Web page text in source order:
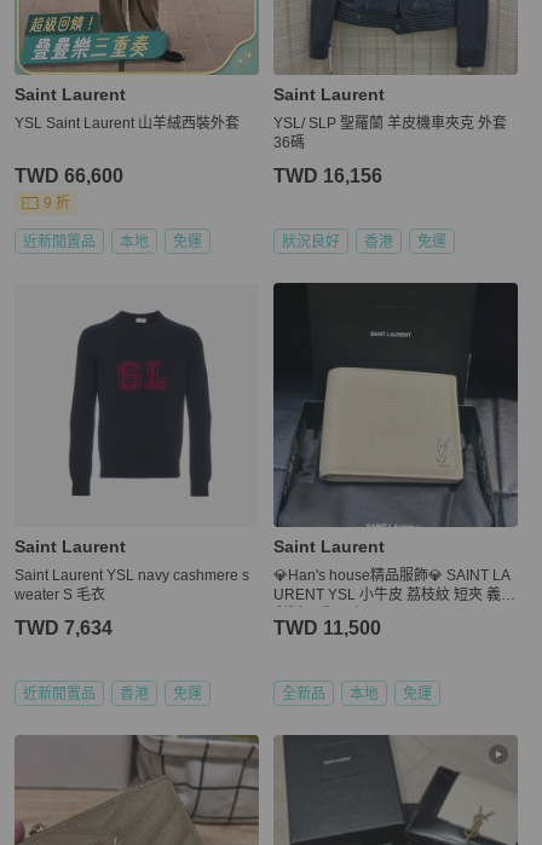
Saint Laurent
YSL Saint Laurent 山羊絨西裝外套
TWD 66,600
9 折
近新閒置品 本地 免運
Saint Laurent
YSL/ SLP 聖羅蘭 羊皮機車夾克 外套
36碼
TWD 16,156
狀況良好 香港 免運
Saint Laurent
Saint Laurent YSL navy cashmere s
weater S 毛衣
TWD 7,634
近新閒置品 香港 免運
Saint Laurent
💎Han's house精品服飾💎 SAINT LA
URENT YSL 小牛皮 荔枝紋 短夾 義大
TWD 11,500
全新品 本地 免運